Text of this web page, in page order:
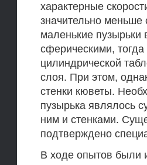
характерные
значительно
маленькие пузырьки
сферическими,
цилиндрической
слоя. При этом,
стенки кюветы.
пузырька являлось
ним и стенками.
подтверждено
В ходе опытов были